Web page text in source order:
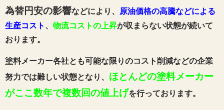
為替円安の影響などにより、
原油価格の高騰などによる
生産コスト 、 物流コストの上昇が収まらない状態が続いて
おります。
塗料メーカー各社とも可能な限りのコスト削減などの企業
努力では難しい状態となり、 ほとんどの塗料メーカー
がここ数年で複数回の値上げを行っております。